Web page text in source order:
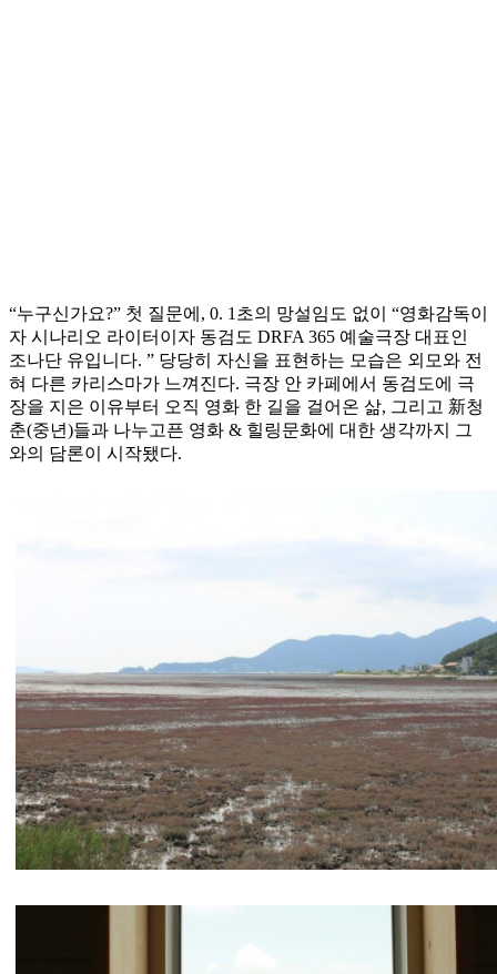
“누구신가요?” 첫 질문에, 0. 1초의 망설임도 없이 “영화감독이
자 시나리오 라이터이자 동검도 DRFA 365 예술극장 대표인
조나단 유입니다. ” 당당히 자신을 표현하는 모습은 외모와 전
혀 다른 카리스마가 느껴진다. 극장 안 카페에서 동검도에 극
장을 지은 이유부터 오직 영화 한 길을 걸어온 삶, 그리고 新청
춘(중년)들과 나누고픈 영화 & 힐링문화에 대한 생각까지 그
와의 담론이 시작됐다.